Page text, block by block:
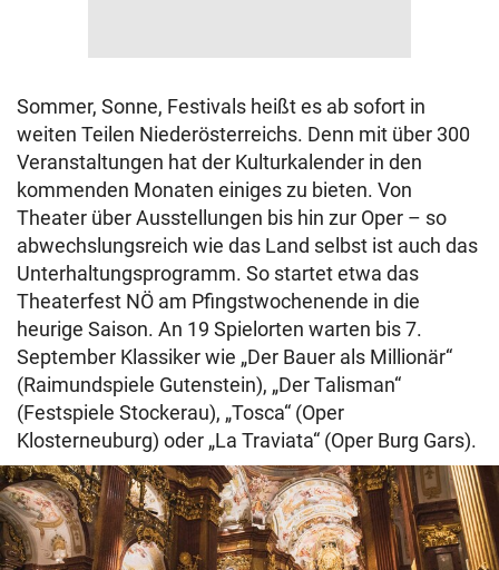
Sommer, Sonne, Festivals heißt es ab sofort in
weiten Teilen Niederösterreichs. Denn mit über 300
Veranstaltungen hat der Kulturkalender in den
kommenden Monaten einiges zu bieten. Von
Theater über Ausstellungen bis hin zur Oper – so
abwechslungsreich wie das Land selbst ist auch das
Unterhaltungsprogramm. So startet etwa das
Theaterfest NÖ am Pfingstwochenende in die
heurige Saison. An 19 Spielorten warten bis 7.
September Klassiker wie „Der Bauer als Millionär“
(Raimundspiele Gutenstein), „Der Talisman“
(Festspiele Stockerau), „Tosca“ (Oper
Klosterneuburg) oder „La Traviata“ (Oper Burg Gars).